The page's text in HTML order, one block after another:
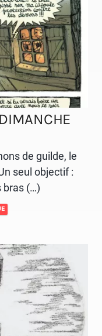
de guilde, le
seul objectif :
bras (…)